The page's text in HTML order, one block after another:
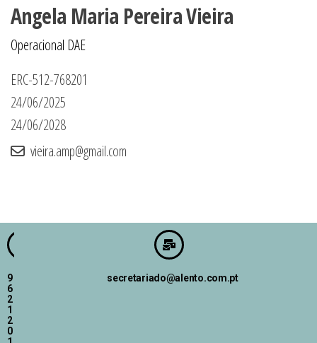
Angela Maria Pereira Vieira
Operacional DAE
ERC-512-768201
24/06/2025
24/06/2028
vieira.amp@gmail.com
9
6
2
1
2
0
secretariado@alento.com.pt